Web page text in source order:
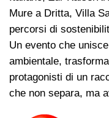
Mure a Dritta, Villa
percorsi di
Un evento che
ambientale,
protagonisti di un
che non separa, ma